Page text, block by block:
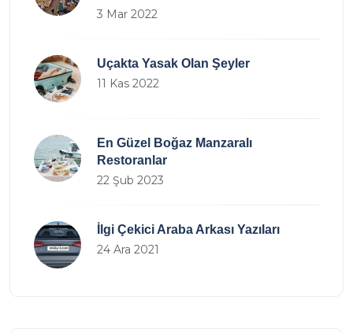
3 Mar 2022
Uçakta Yasak Olan Şeyler
11 Kas 2022
En Güzel Boğaz Manzaralı
Restoranlar
22 Şub 2023
İlgi Çekici Araba Arkası Yazıları
24 Ara 2021